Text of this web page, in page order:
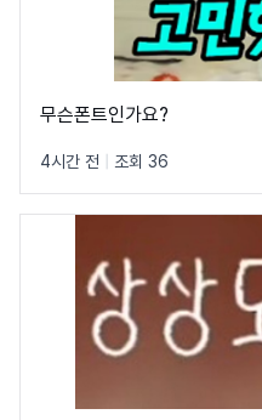
무슨폰트인가요?
4시간 전 조회 36